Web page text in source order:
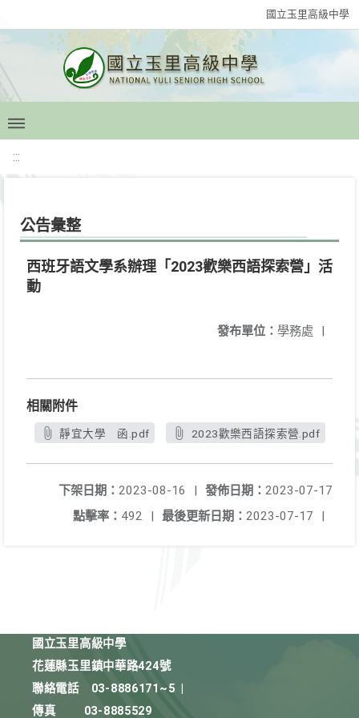
國立玉里高級中學
:::
公告彙整
西班牙語文學系辦理「2023歡樂西語探索營」活
動
發布單位： 學務處 |
相關附件
靜宜大學 函.pdf 2023歡樂西語探索營.pdf
發佈日期： 2023-07-17
下架日期： 2023-08-16
|
最後更新日期： 2023-07-17 |
點擊率： 492 |
國立玉里高級中學
花蓮縣玉里鎮中華路424號
聯絡電話
03-8886171~5
傳真
03-8885529